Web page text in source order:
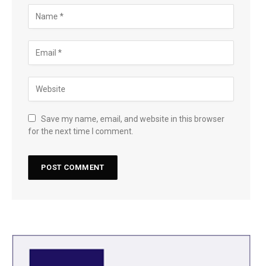
Save my name, email, and website in this browser
for the next time I comment.